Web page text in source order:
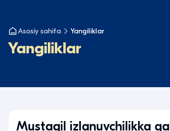
Asosiy sahifa Yangiliklar
Yangiliklar
Mustaqil izlanuvchilikka